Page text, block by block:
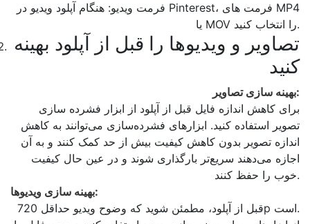
فرمت ویدیو: هنگام آپلود ویدیو در Pinterest، فرمت های MP4
یا MOV را انتخاب کنید.
تصاویر و ویدیوها را قبل از آپلود بهینه
کنید
بهینه سازی تصاویر:
برای کاهش اندازه فایل قبل از آپلود از ابزار فشرده سازی
تصویر استفاده کنید. ابزارهای فشرده‌سازی می‌توانند به کاهش
اندازه تصویر بدون کاهش کیفیت بیش از حد کمک کنند و به آن
اجازه می‌دهند سریع‌تر بارگذاری شوند و در عین حال کیفیت
خوب را حفظ کنند.
بهینه سازی ویدیوها:
قبل از آپلود، مطمئن شوید که وضوح ویدیو حداقل 720p است.